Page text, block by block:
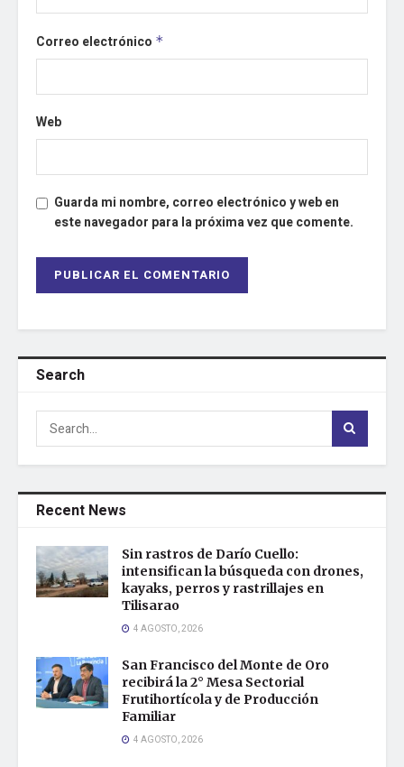
Correo electrónico *
Web
Guarda mi nombre, correo electrónico y web en
este navegador para la próxima vez que comente.
Search
Recent News
Sin rastros de Darío Cuello:
intensifican la búsqueda con drones,
kayaks, perros y rastrillajes en
Tilisarao
4 AGOSTO, 2026
San Francisco del Monte de Oro
recibirá la 2° Mesa Sectorial
Frutihortícola y de Producción
Familiar
4 AGOSTO, 2026